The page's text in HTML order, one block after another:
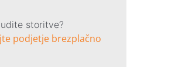
storitve?
podjetje brezplačno